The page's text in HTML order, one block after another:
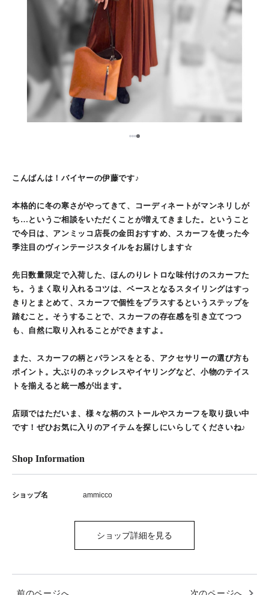
123
こんばんは！バイヤーの伊藤です♪
本格的に冬の寒さがやってきて、コーディネートがマンネリしが
ち…というご相談をいただくことが増えてきました。ということ
で今日は、アンミッコ店長の金田おすすめ、スカーフを使った今
季注目のヴィンテージスタイルをお届けします☆
先日数量限定で入荷した、ほんのりレトロな味付けのスカーフた
ち。うまく取り入れるコツは、ベースとなるスタイリングはすっ
きりとまとめて、スカーフで個性をプラスするというステップを
踏むこと。そうすることで、スカーフの存在感を引き立てつつ
も、自然に取り入れることができますよ。
また、スカーフの柄とバランスをとる、アクセサリーの選び方も
ポイント。大ぶりのネックレスやイヤリングなど、小物のテイス
トを揃えると統一感が出ます。
店頭ではただいま、様々な柄のストールやスカーフを取り扱い中
です！ぜひお気に入りのアイテムを探しにいらしてくださいね♪
Shop Information
ショップ名 ammicco
ショップ詳細を見る
前のページへ 次のページへ